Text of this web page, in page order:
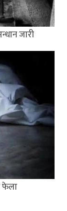
जारी
फेला